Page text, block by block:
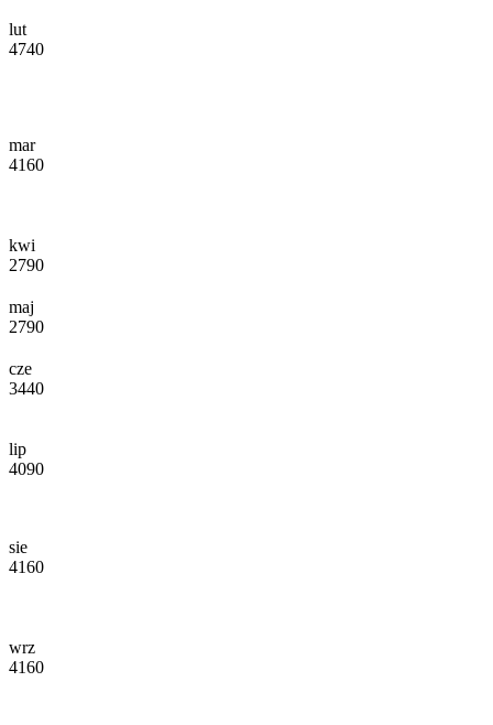
lut
4740
mar
4160
kwi
2790
maj
2790
cze
3440
lip
4090
sie
4160
wrz
4160